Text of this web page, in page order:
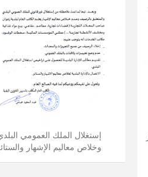
إستغلال الملك العمومي
وخلاص معاليم الإشهار